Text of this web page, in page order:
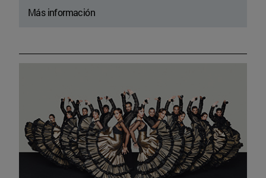
Más información